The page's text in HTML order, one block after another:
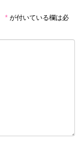
* が付いている欄は必